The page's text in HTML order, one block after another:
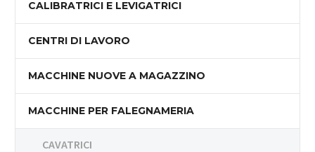
CALIBRATRICI E LEVIGATRICI
CENTRI DI LAVORO
MACCHINE NUOVE A MAGAZZINO
MACCHINE PER FALEGNAMERIA
CAVATRICI